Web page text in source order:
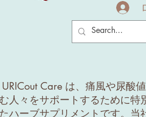
Care は、痛風や尿酸値
人々をサポートするために特
ハーブサプリメントです。当